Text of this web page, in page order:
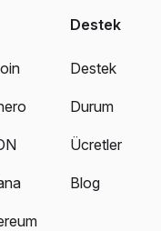
Destek
Destek
Durum
Ücretler
Blog